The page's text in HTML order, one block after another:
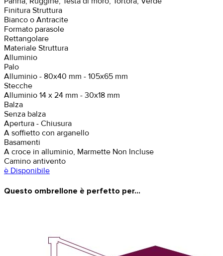
Finitura Struttura
Bianco o Antracite
Formato parasole
Rettangolare
Materiale Struttura
Alluminio
Palo
Alluminio - 80x40 mm - 105x65 mm
Stecche
Alluminio 14 x 24 mm - 30x18 mm
Balza
Senza balza
Apertura - Chiusura
A soffietto con arganello
Basamenti
A croce in alluminio, Marmette Non Incluse
Camino antivento
è Disponibile
Questo ombrellone è perfetto per...